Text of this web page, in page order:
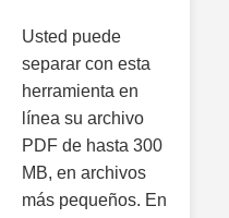
Usted puede
separar con esta
herramienta en
línea su archivo
PDF de hasta 300
MB, en archivos
más pequeños. En